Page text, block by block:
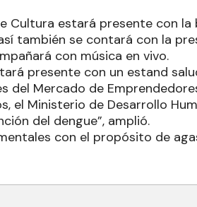
Cultura estará presente con la
también se contará con la
con música en vivo.
presente con un estand
del Mercado de
el Ministerio de Desarrollo
del dengue”, amplió.
con el propósito de